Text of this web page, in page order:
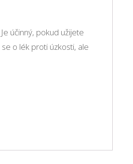
účinný, pokud užijete
o lék proti úzkosti, ale